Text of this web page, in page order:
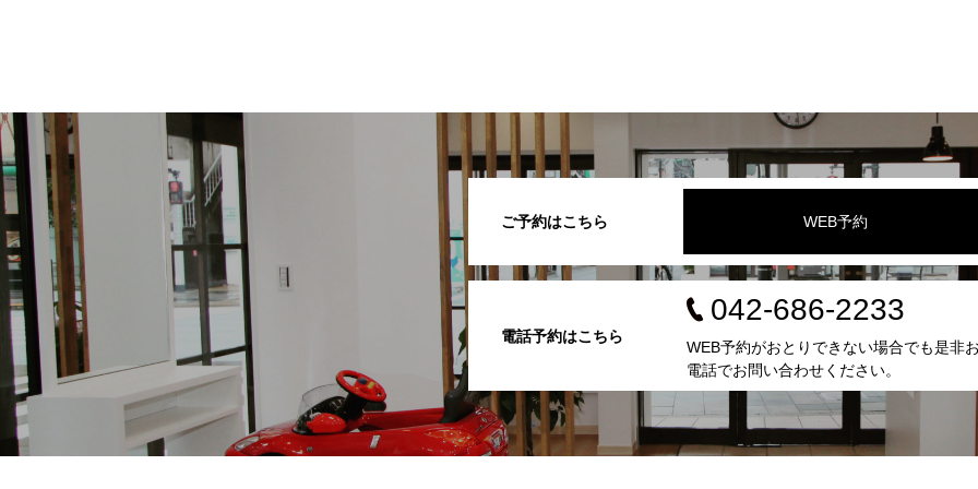
ご予約はこちら WEB予約
電話予約はこちら
042-686-2233
WEB予約がおとりできない場合でも是非
電話でお問い合わせください。